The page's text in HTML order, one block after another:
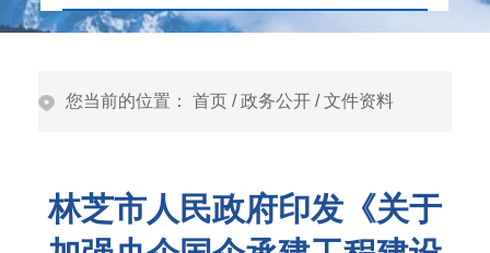
您当前的位置： 首页 /政务公开 /文件资料
林芝市人民政府印发《关于